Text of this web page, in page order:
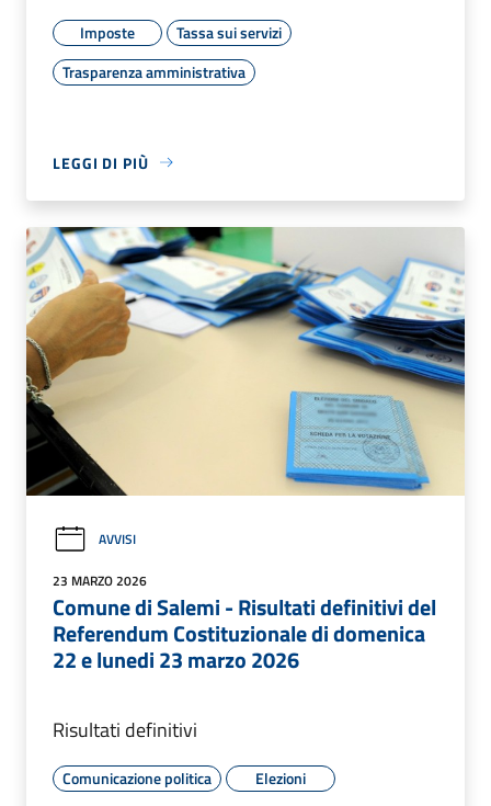
Imposte
Tassa sui servizi
Trasparenza amministrativa
LEGGI DI PIÙ
AVVISI
23 MARZO 2026
Comune di Salemi - Risultati definitivi del
Referendum Costituzionale di domenica
22 e lunedi 23 marzo 2026
Risultati definitivi
Comunicazione politica Elezioni